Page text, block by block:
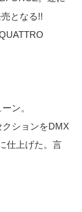
となる!!
ン。
ションをDMX
仕上げた。言